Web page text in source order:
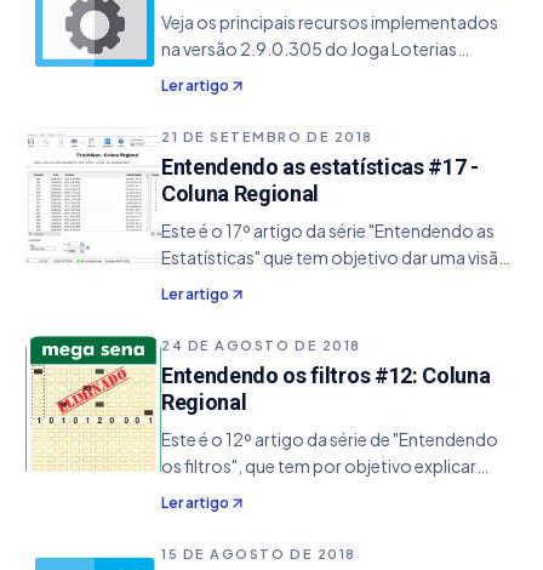
Veja os principais recursos implementados
na versão 2.9.0.305 do Joga Loterias
Profissional. - Atualização do Python para a
versão 3.8 - Adicionado o filtro de Linha
Regional Invertida - Adicionado o filtro de
Coluna Regional Invertida - Possibilidade de
exportar os jogos excluídos de uma
filtragem em um arquivo de texto.
Ler artigo
21 DE SETEMBRO DE 2018
Entendendo as estatísticas #17 -
Coluna Regional
Este é o 17º artigo da série "Entendendo as
Estatísticas" que tem objetivo dar uma visão
de conceito da sua utilização, ajudando de
um modo específico no aperfeiçoamento
de seus jogos. 1. Informações Estatística:
Coluna
Ler artigo
24 DE AGOSTO DE 2018
Entendendo os filtros #12: Coluna
Regional
Este é o 12º artigo da série de "Entendendo
os filtros", que tem por objetivo explicar
alguns conceitos dos filtros do sistema do
Joga Loterias Profissional. 1. Informações
Filtro: Eliminação por Coluna Regional…
Ler artigo
15 DE AGOSTO DE 2018